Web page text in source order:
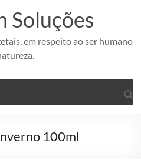
Soluções
em respeito ao ser humano
100ml